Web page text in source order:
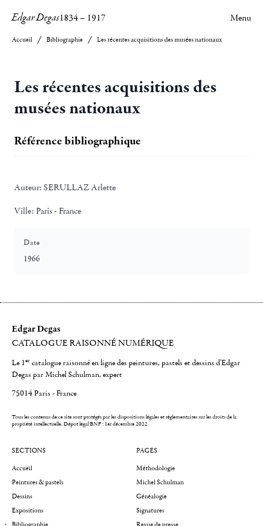
Edgar Degas1834– 1917 Menu
Accueil Bibliographie Les récentes acquisitions des musées nationaux
Les récentes acquisitions des
musées nationaux
Référence bibliographique
Auteur: SERULLAZ Arlette
Ville: Paris - France
Date
1966
Edgar Degas
CATALOGUE RAISONNÉ NUMÉRIQUE
Le 1er catalogue raisonné en ligne des peintures, pastels et dessins d'Edgar
Degas par Michel Schulman, expert
75014 Paris - France
Tous les contenus de ce site sont protégés par les dispositions légales et réglementaires sur les droits de la
propriété intellectuelle.Dépot légal BNF : 1er décembre 2022
SECTIONS
Accueil
Peintures & pastels
Dessins
Expositions
PAGES
Méthodologie
Michel Schulman
Généalogie
Signatures